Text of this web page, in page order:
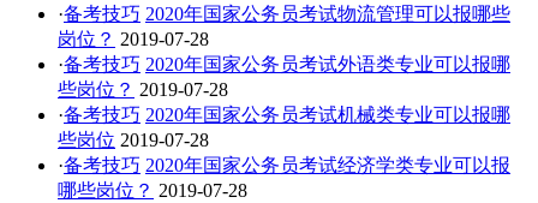
·备考技巧 2020年国家公务员考试物流管理可以报哪些
岗位？ 2019-07-28
·备考技巧 2020年国家公务员考试外语类专业可以报哪
些岗位？ 2019-07-28
·备考技巧 2020年国家公务员考试机械类专业可以报哪
些岗位 2019-07-28
·备考技巧 2020年国家公务员考试经济学类专业可以报
哪些岗位？ 2019-07-28